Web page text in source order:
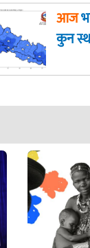
आज
कुन